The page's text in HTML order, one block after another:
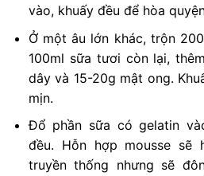
vào, khuấy đều để hòa
Ở một âu lớn khác, trộn
100ml sữa tươi còn lại,
dây và 15-20g mật ong.
mịn.
Đổ phần sữa có gelatin
đều. Hỗn hợp mousse sẽ
truyền thống nhưng sẽ